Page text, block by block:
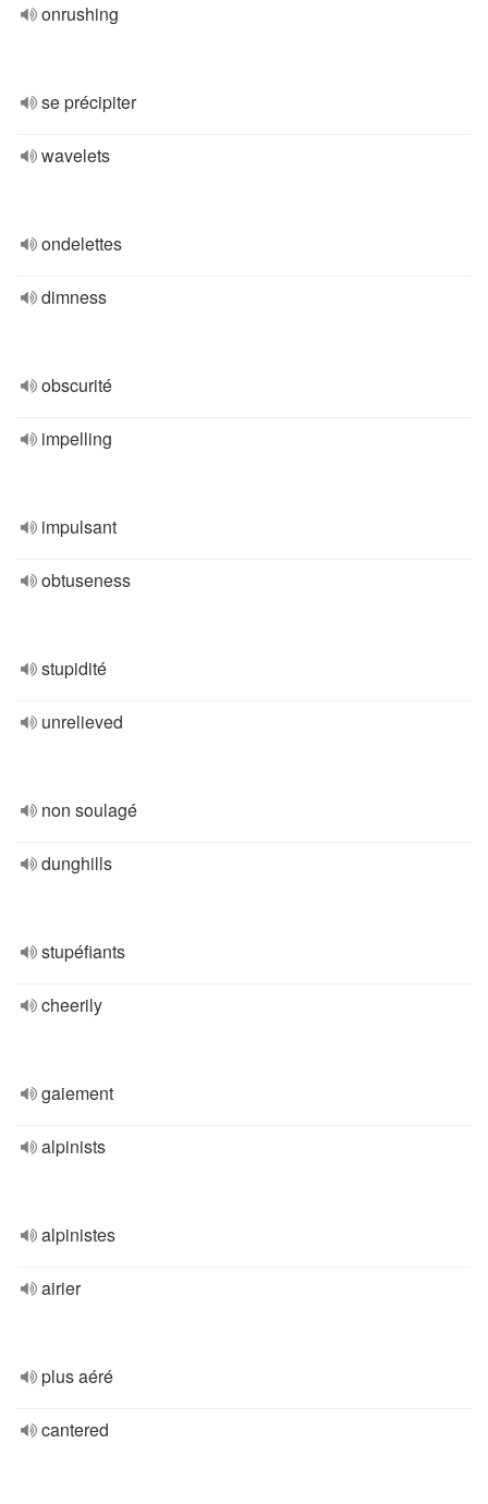
onrushing
se précipiter
wavelets
ondelettes
dimness
obscurité
impelling
impulsant
obtuseness
stupidité
unrelieved
non soulagé
dunghills
stupéfiants
cheerily
gaiement
alpinists
alpinistes
airier
plus aéré
cantered